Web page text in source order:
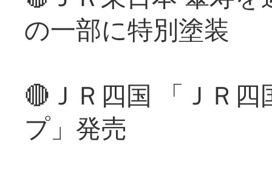
の一部に特別塗装
🔴ＪＲ四国 「ＪＲ
プ」発売